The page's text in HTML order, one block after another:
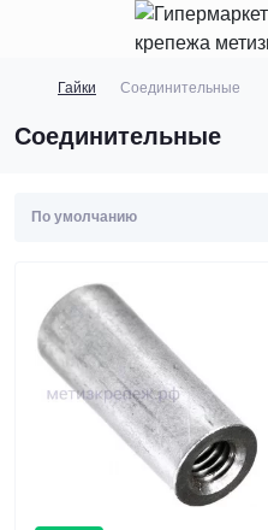
Гайки Соединительные
Соединительные